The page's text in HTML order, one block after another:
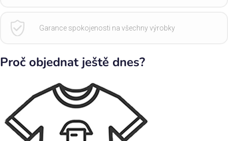
Garance spokojenosti na všechny výrobky
Proč objednat ještě dnes?